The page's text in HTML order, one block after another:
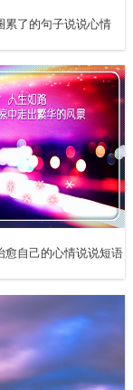
旧很爱。致敬逆行
和外籍华人。加
来吧。加油！
希望您快点好起
累了的句子说说心情
愈自己的心情说说短语